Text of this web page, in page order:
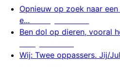
Opnieuw op zoek naar
e...
Ben dol op dieren, vooral
Wij: Twee oppassers. Jij/